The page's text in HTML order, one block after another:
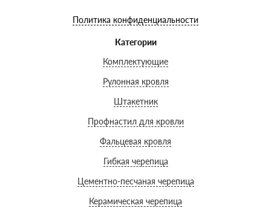
Политика конфиденциальности
Категории
Комплектующие
Рулонная кровля
Штакетник
Профнастил для кровли
Фальцевая кровля
Гибкая черепица
Цементно-песчаная черепица
Керамическая черепица